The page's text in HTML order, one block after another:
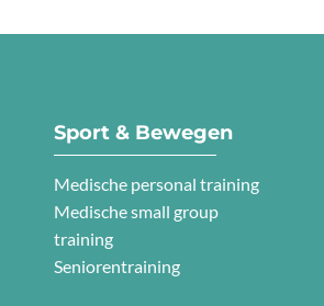
Sport & Bewegen
Medische personal training
Medische small group
training
Seniorentraining